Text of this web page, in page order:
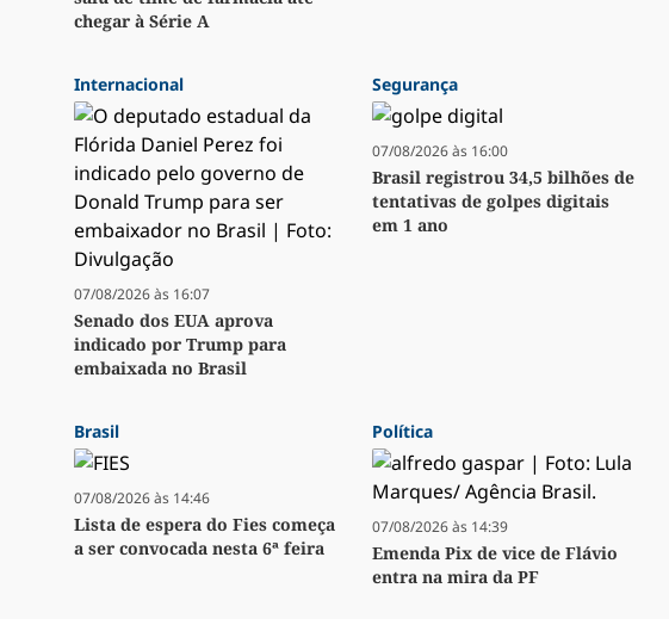
chegar à Série A
Internacional
07/08/2026 às 16:07
Senado dos EUA aprova
indicado por Trump para
embaixada no Brasil
Segurança
07/08/2026 às 16:00
Brasil registrou 34,5 bilhões de
tentativas de golpes digitais
em 1 ano
Brasil
07/08/2026 às 14:46
Lista de espera do Fies começa
a ser convocada nesta 6ª feira
Política
07/08/2026 às 14:39
Emenda Pix de vice de Flávio
entra na mira da PF